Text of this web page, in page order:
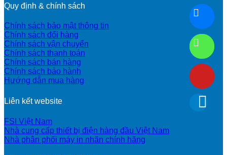
Quy định & chính sách
Chính sách bảo mật thông tin
Chính sách đổi hàng
Chính sách vận chuyển
Chính sách thanh toán
Chính sách bán hàng
Chính sách bảo hành
Hướng dẫn mua hàng
Liên kết website
FSI Việt Nam
Nhà cung cấp thiết bị điện hàng đầu Việt Nam
Nhà phân phối máy in nhãn chính hãng